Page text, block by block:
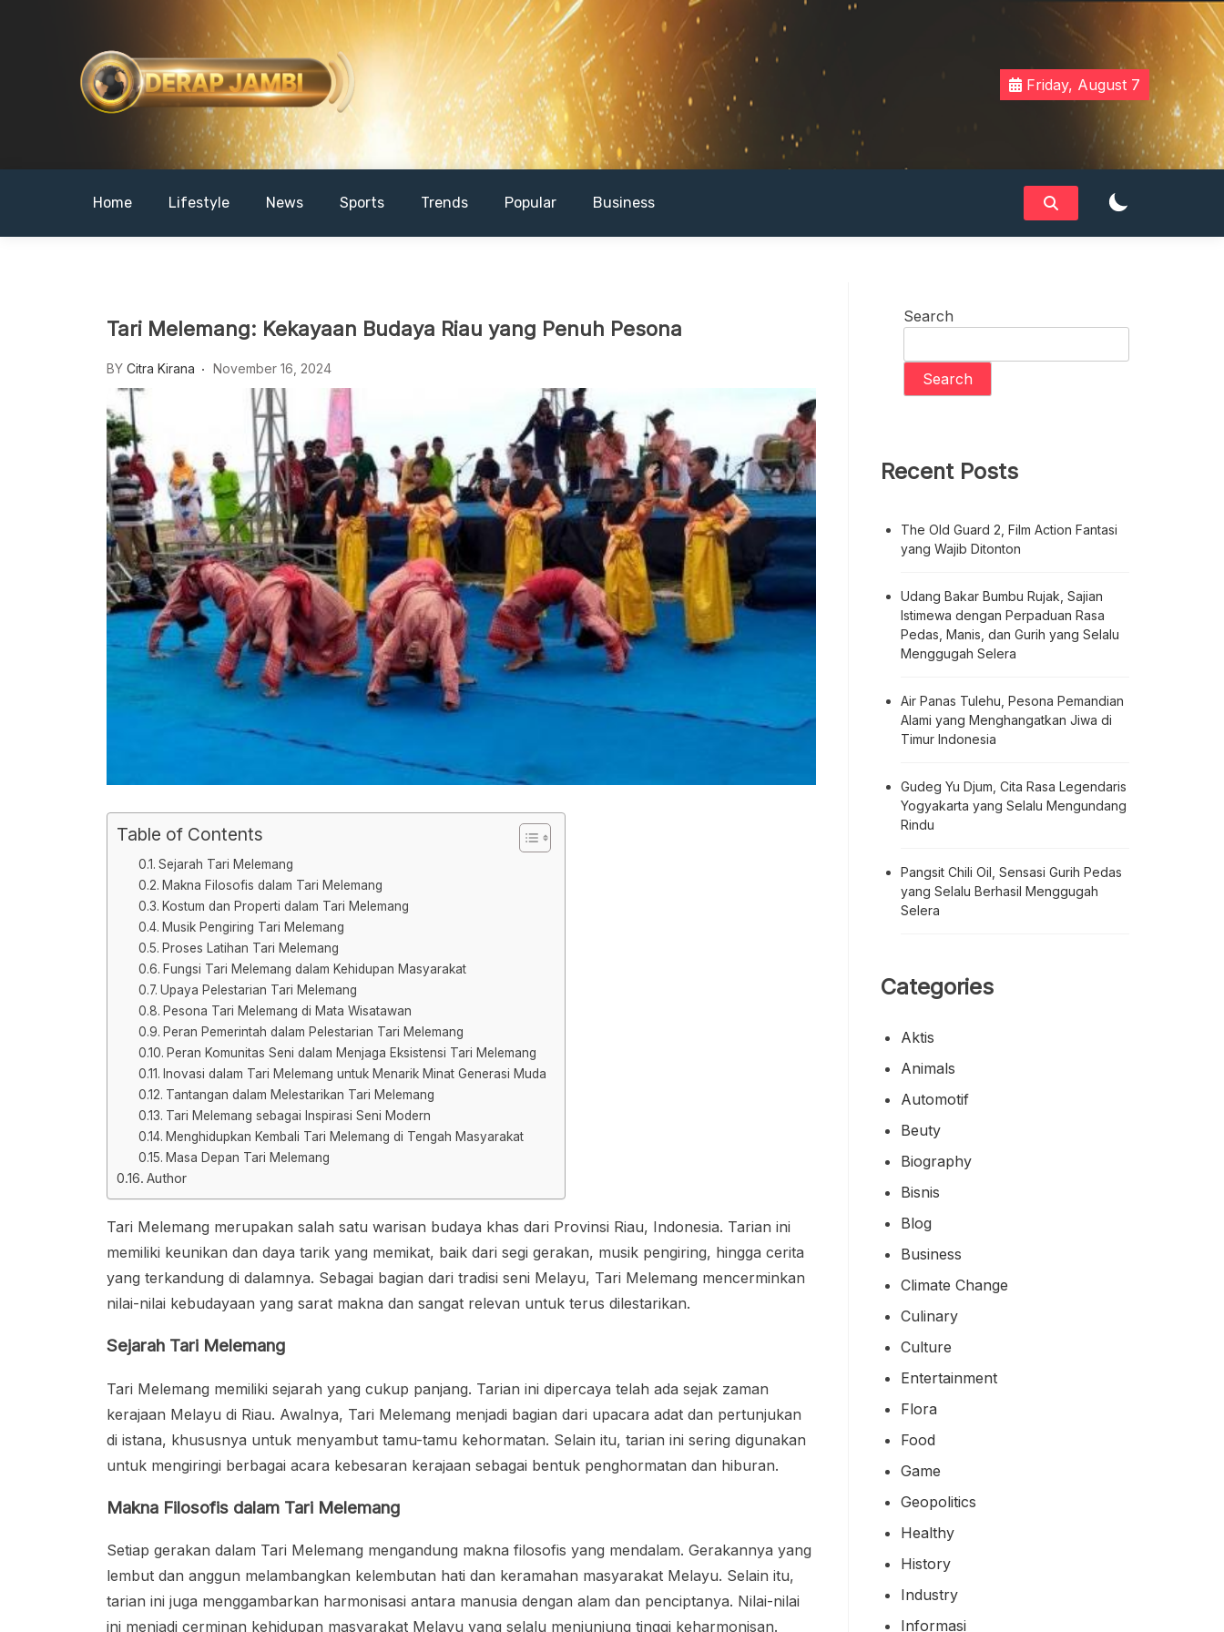
DERAPJAMBI
Friday, August 7
Home Lifestyle News Sports Trends Popular Business
Tari Melemang: Kekayaan Budaya Riau yang Penuh Pesona
BY Citra Kirana November 16, 2024
Table of Contents
Sejarah Tari Melemang
Makna Filosofis dalam Tari Melemang
Kostum dan Properti dalam Tari Melemang
Musik Pengiring Tari Melemang
Proses Latihan Tari Melemang
Fungsi Tari Melemang dalam Kehidupan Masyarakat
Upaya Pelestarian Tari Melemang
Pesona Tari Melemang di Mata Wisatawan
Peran Pemerintah dalam Pelestarian Tari Melemang
Peran Komunitas Seni dalam Menjaga Eksistensi Tari Melemang
Inovasi dalam Tari Melemang untuk Menarik Minat Generasi Muda
Tantangan dalam Melestarikan Tari Melemang
Tari Melemang sebagai Inspirasi Seni Modern
Menghidupkan Kembali Tari Melemang di Tengah Masyarakat
Masa Depan Tari Melemang
Author
Tari Melemang merupakan salah satu warisan budaya khas dari Provinsi Riau, Indonesia. Tarian ini
memiliki keunikan dan daya tarik yang memikat, baik dari segi gerakan, musik pengiring, hingga cerita
yang terkandung di dalamnya. Sebagai bagian dari tradisi seni Melayu, Tari Melemang mencerminkan
nilai-nilai kebudayaan yang sarat makna dan sangat relevan untuk terus dilestarikan.
Sejarah Tari Melemang
Tari Melemang memiliki sejarah yang cukup panjang. Tarian ini dipercaya telah ada sejak zaman
kerajaan Melayu di Riau. Awalnya, Tari Melemang menjadi bagian dari upacara adat dan pertunjukan
di istana, khususnya untuk menyambut tamu-tamu kehormatan. Selain itu, tarian ini sering digunakan
untuk mengiringi berbagai acara kebesaran kerajaan sebagai bentuk penghormatan dan hiburan.
Makna Filosofis dalam Tari Melemang
Setiap gerakan dalam Tari Melemang mengandung makna filosofis yang mendalam. Gerakannya yang
lembut dan anggun melambangkan kelembutan hati dan keramahan masyarakat Melayu. Selain itu,
tarian ini juga menggambarkan harmonisasi antara manusia dengan alam dan penciptanya. Nilai-nilai
ini menjadi cerminan kehidupan masyarakat Melayu yang selalu menjunjung tinggi keharmonisan.
Search
Search
Recent Posts
The Old Guard 2, Film Action Fantasi
yang Wajib Ditonton
Udang Bakar Bumbu Rujak, Sajian
Istimewa dengan Perpaduan Rasa
Pedas, Manis, dan Gurih yang Selalu
Menggugah Selera
Air Panas Tulehu, Pesona Pemandian
Alami yang Menghangatkan Jiwa di
Timur Indonesia
Gudeg Yu Djum, Cita Rasa Legendaris
Yogyakarta yang Selalu Mengundang
Rindu
Pangsit Chili Oil, Sensasi Gurih Pedas
yang Selalu Berhasil Menggugah
Selera
Categories
Aktis
Animals
Automotif
Beuty
Biography
Bisnis
Blog
Business
Climate Change
Culinary
Culture
Entertainment
Flora
Food
Game
Geopolitics
Healthy
History
Industry
Informasi